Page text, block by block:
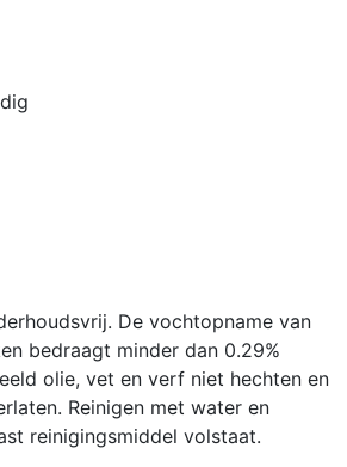
De vochtopname van
bedraagt minder dan 0.29%
olie, vet en verf niet hechten en
Reinigen met water en
reinigingsmiddel volstaat.